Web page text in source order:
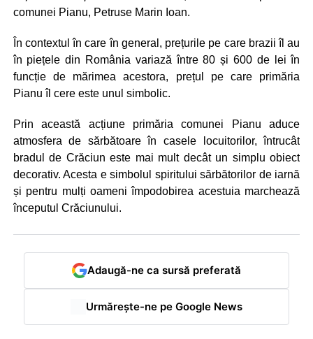
comunei Pianu, Petruse Marin Ioan.
În contextul în care în general, prețurile pe care brazii îl au
în piețele din România variază între 80 și 600 de lei în
funcție de mărimea acestora, prețul pe care primăria
Pianu îl cere este unul simbolic.
Prin această acțiune primăria comunei Pianu aduce
atmosfera de sărbătoare în casele locuitorilor, întrucât
bradul de Crăciun este mai mult decât un simplu obiect
decorativ. Acesta e simbolul spiritului sărbătorilor de iarnă
și pentru mulți oameni împodobirea acestuia marchează
începutul Crăciunului.
Adaugă-ne ca sursă preferată
Urmărește-ne pe Google News